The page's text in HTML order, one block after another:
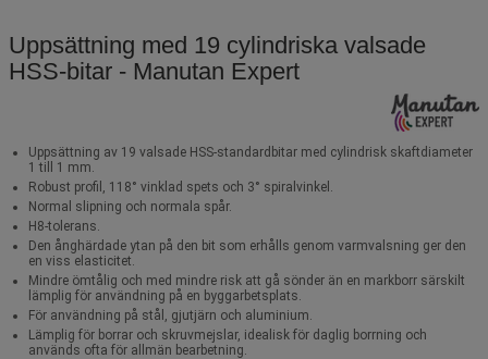
Uppsättning med 19 cylindriska valsade
HSS-bitar - Manutan Expert
Uppsättning av 19 valsade HSS-standardbitar med cylindrisk skaftdiameter
1 till 1 mm.
Robust profil, 118° vinklad spets och 3° spiralvinkel.
Normal slipning och normala spår.
H8-tolerans.
Den ånghärdade ytan på den bit som erhålls genom varmvalsning ger den
en viss elasticitet.
Mindre ömtålig och med mindre risk att gå sönder än en markborr särskilt
lämplig för användning på en byggarbetsplats.
För användning på stål, gjutjärn och aluminium.
Lämplig för borrar och skruvmejslar, idealisk för daglig borrning och
används ofta för allmän bearbetning.